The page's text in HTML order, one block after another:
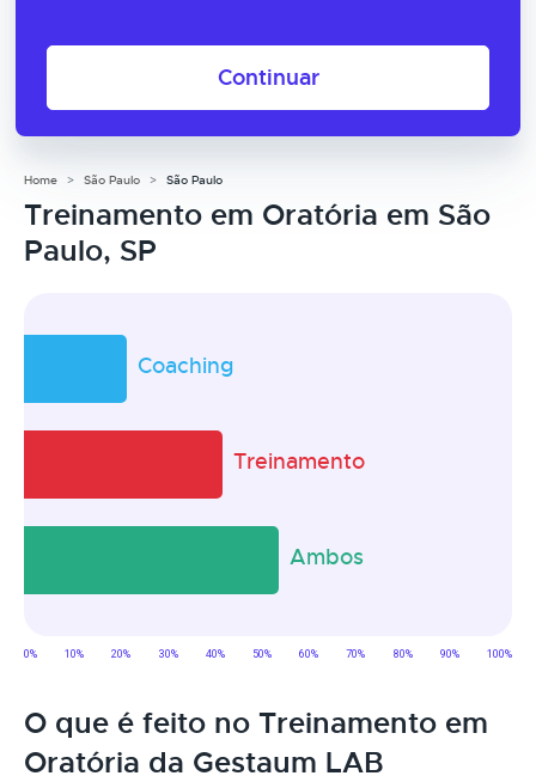
Continuar
Home São Paulo São Paulo
Treinamento em Oratória em São
Paulo, SP
O que é feito no Treinamento em
Oratória da Gestaum LAB